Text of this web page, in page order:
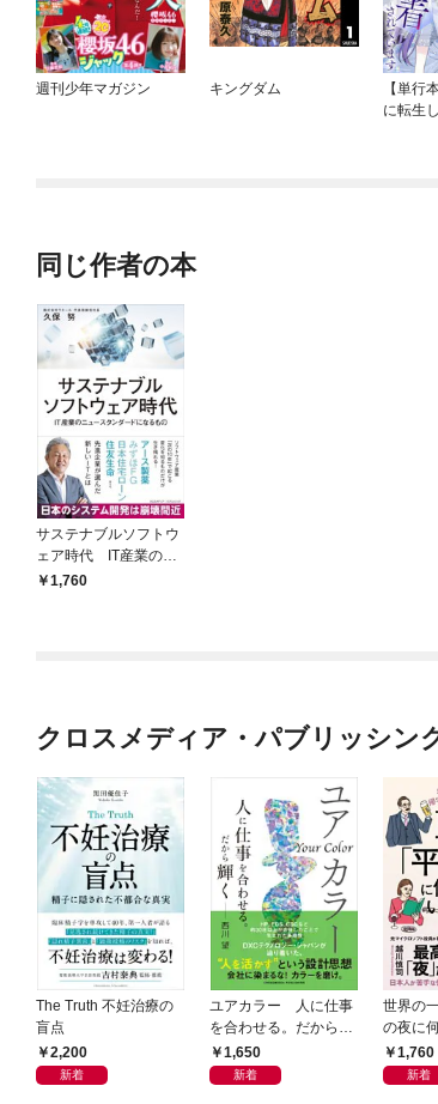
週刊少年マガジン キングダム
【単行
に転生
同じ作者の本
サステナブルソフトウ
ェア時代 IT産業のニ
ュースタンダードにな
1,760
クロスメディア・パブリッシン
The Truth 不妊治療の
盲点
2,200
新着
ユアカラー 人に仕事
を合わせる。だから輝
く1,650
新着
世界の
の夜に
か1,760
新着